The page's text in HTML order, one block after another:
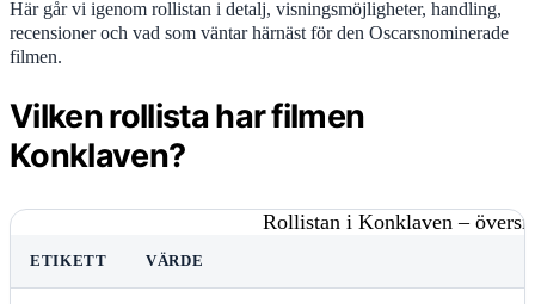
Här går vi igenom rollistan i detalj, visningsmöjligheter, handling,
recensioner och vad som väntar härnäst för den Oscarsnominerade
filmen.
Vilken rollista har filmen
Konklaven?
Rollistan i Konklaven –
ETIKETT VÄRDE